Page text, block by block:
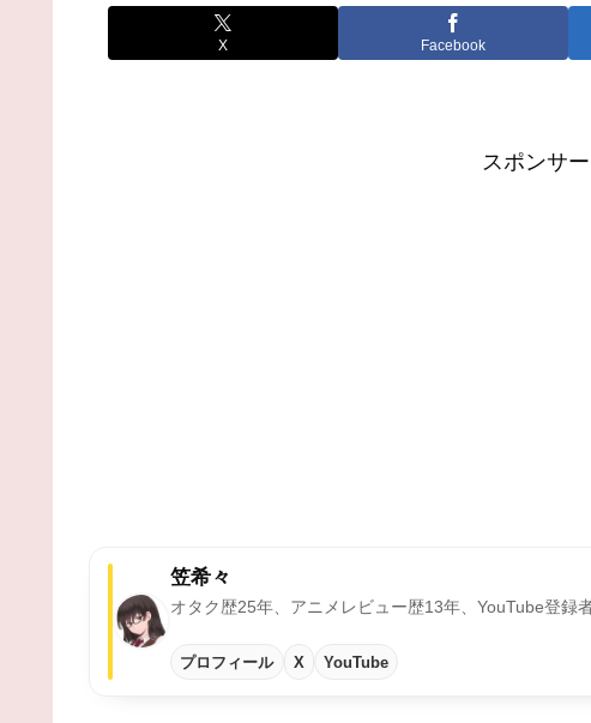
X Facebook
スポンサ
笠希々
オタク歴25年、アニメレビュー歴13年、YouTube登録
プロフィール X YouTube